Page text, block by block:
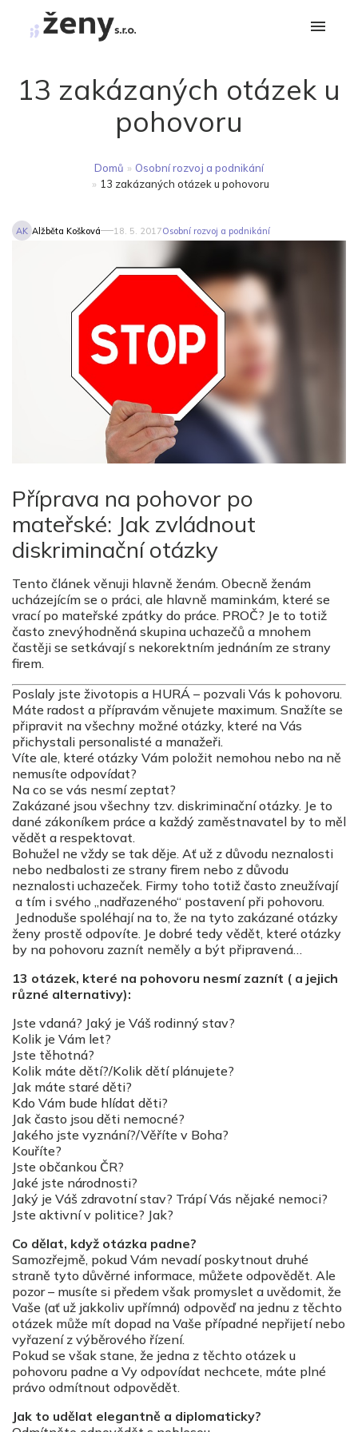
13 zakázaných otázek u
pohovoru
Domů » Osobní rozvoj a podnikání
» 13 zakázaných otázek u pohovoru
AK Alžběta Košková 18. 5. 2017Osobní rozvoj a podnikání
Příprava na pohovor po
mateřské: Jak zvládnout
diskriminační otázky
Tento článek věnuji hlavně ženám. Obecně ženám
ucházejícím se o práci, ale hlavně maminkám, které se
vrací po mateřské zpátky do práce. PROČ? Je to totiž
často znevýhodněná skupina uchazečů a mnohem
častěji se setkávají s nekorektním jednáním ze strany
firem.
Poslaly jste životopis a HURÁ – pozvali Vás k pohovoru.
Máte radost a přípravám věnujete maximum. Snažíte se
připravit na všechny možné otázky, které na Vás
přichystali personalisté a manažeři.
Víte ale, které otázky Vám položit nemohou nebo na ně
nemusíte odpovídat?
Na co se vás nesmí zeptat?
Zakázané jsou všechny tzv. diskriminační otázky. Je to
dané zákoníkem práce a každý zaměstnavatel by to měl
vědět a respektovat.
Bohužel ne vždy se tak děje. Ať už z důvodu neznalosti
nebo nedbalosti ze strany firem nebo z důvodu
neznalosti uchazeček. Firmy toho totiž často zneužívají
a tím i svého „nadřazeného“ postavení při pohovoru.
Jednoduše spoléhají na to, že na tyto zakázané otázky
ženy prostě odpovíte. Je dobré tedy vědět, které otázky
by na pohovoru zaznít neměly a být připravená…
13 otázek, které na pohovoru nesmí zaznít ( a jejich
různé alternativy):
Jste vdaná? Jaký je Váš rodinný stav?
Kolik je Vám let?
Jste těhotná?
Kolik máte dětí?/Kolik dětí plánujete?
Jak máte staré děti?
Kdo Vám bude hlídat děti?
Jak často jsou děti nemocné?
Jakého jste vyznání?/Věříte v Boha?
Kouříte?
Jste občankou ČR?
Jaké jste národnosti?
Jaký je Váš zdravotní stav? Trápí Vás nějaké nemoci?
Jste aktivní v politice? Jak?
Co dělat, když otázka padne?
Samozřejmě, pokud Vám nevadí poskytnout druhé
straně tyto důvěrné informace, můžete odpovědět. Ale
pozor – musíte si předem však promyslet a uvědomit, že
Vaše (ať už jakkoliv upřímná) odpověď na jednu z těchto
otázek může mít dopad na Vaše případné nepřijetí nebo
vyřazení z výběrového řízení.
Pokud se však stane, že jedna z těchto otázek u
pohovoru padne a Vy odpovídat nechcete, máte plné
právo odmítnout odpovědět.
Jak to udělat elegantně a diplomaticky?